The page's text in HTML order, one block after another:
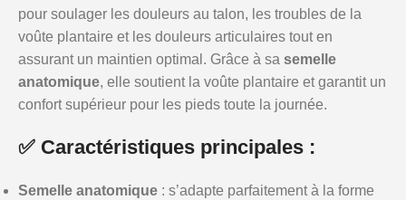
pour soulager les douleurs au talon, les troubles de la
voûte plantaire et les douleurs articulaires tout en
assurant un maintien optimal. Grâce à sa semelle
anatomique, elle soutient la voûte plantaire et garantit un
confort supérieur pour les pieds toute la journée.
✅ Caractéristiques principales :
Semelle anatomique : s’adapte parfaitement à la forme